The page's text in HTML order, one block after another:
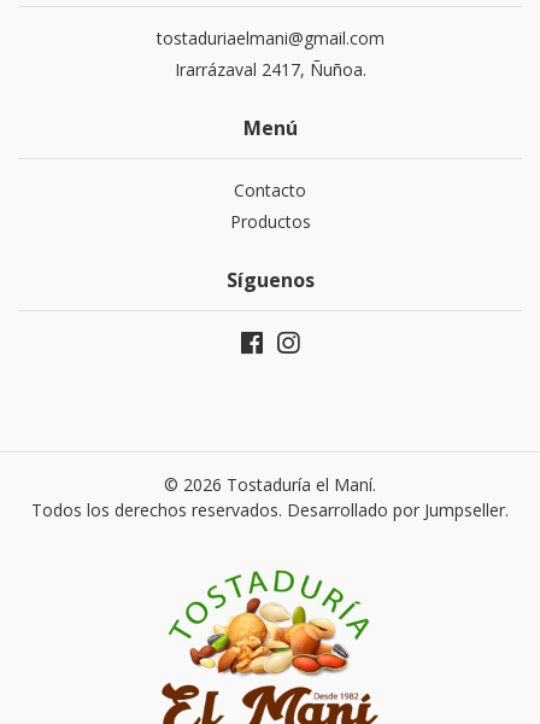
tostaduriaelmani@gmail.com
Irarrázaval 2417, Ñuñoa.
Menú
Contacto
Productos
Síguenos
© 2026 Tostaduría el Maní.
Todos los derechos reservados. Desarrollado por Jumpseller.